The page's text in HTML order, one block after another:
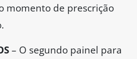
momento de prescrição
– O segundo painel para